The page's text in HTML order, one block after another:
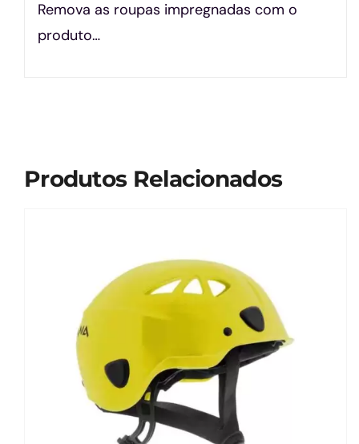
Remova as roupas impregnadas com o
produto…
Produtos Relacionados